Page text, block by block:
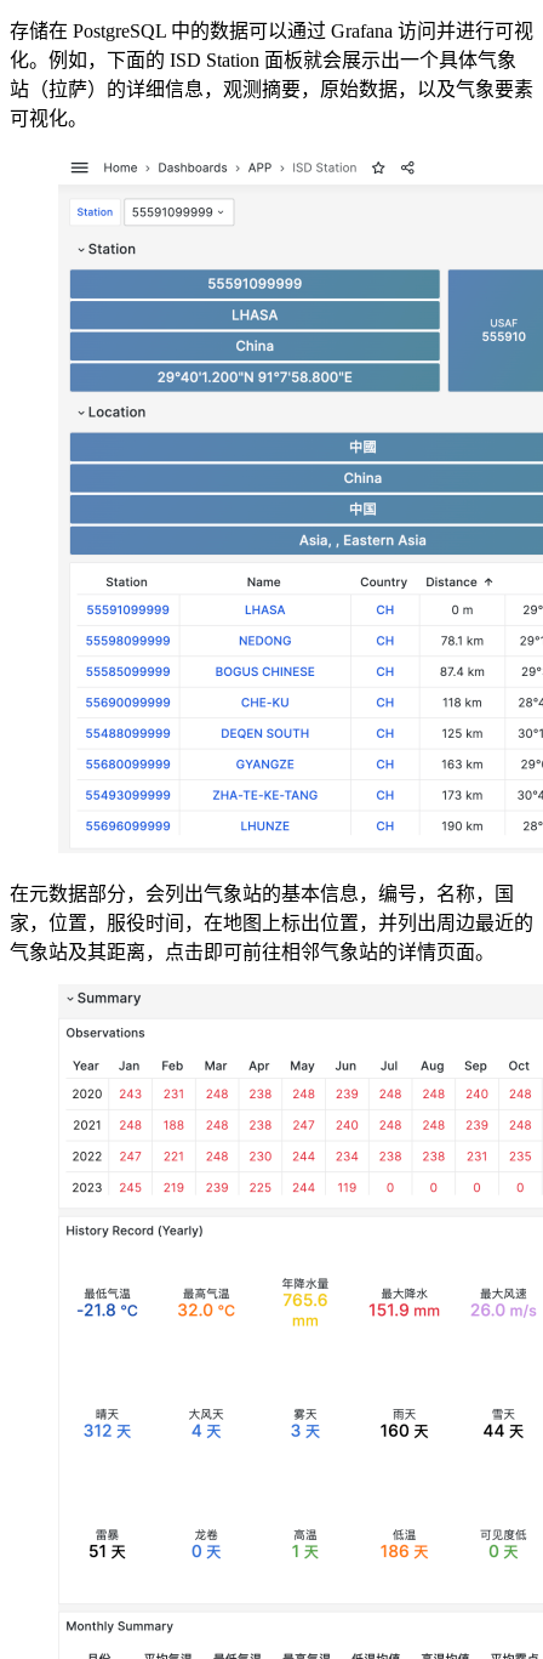
存储在 PostgreSQL 中的数据可以通过 Grafana 访问并进行可视
化。例如，下面的 ISD Station 面板就会展示出一个具体气象
站（拉萨）的详细信息，观测摘要，原始数据，以及气象要素
可视化。
在元数据部分，会列出气象站的基本信息，编号，名称，国
家，位置，服役时间，在地图上标出位置，并列出周边最近的
气象站及其距离，点击即可前往相邻气象站的详情页面。